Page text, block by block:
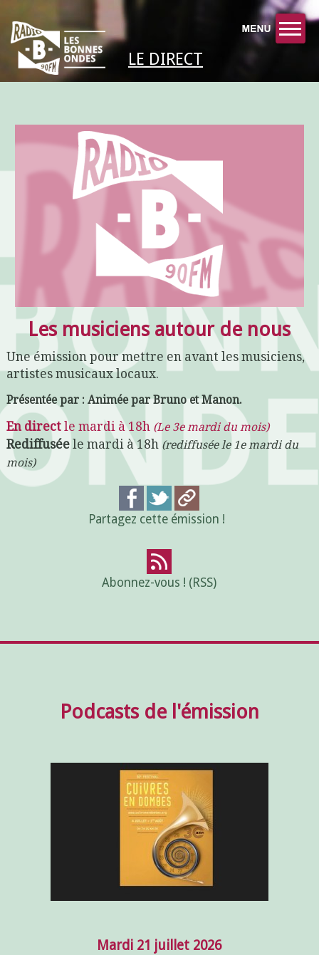
LE DIRECT
Les musiciens autour de nous
Une émission pour mettre en avant les musiciens,
artistes musicaux locaux.
Présentée par : Animée par Bruno et Manon.
En directle mardi à 18h (Le 3e mardi du mois)
Rediffuséele mardi à 18h (rediffusée le 1e mardi du
mois)
Partagez cette émission !
Abonnez-vous ! (RSS)
Podcasts de l'émission
Mardi 21 juillet 2026